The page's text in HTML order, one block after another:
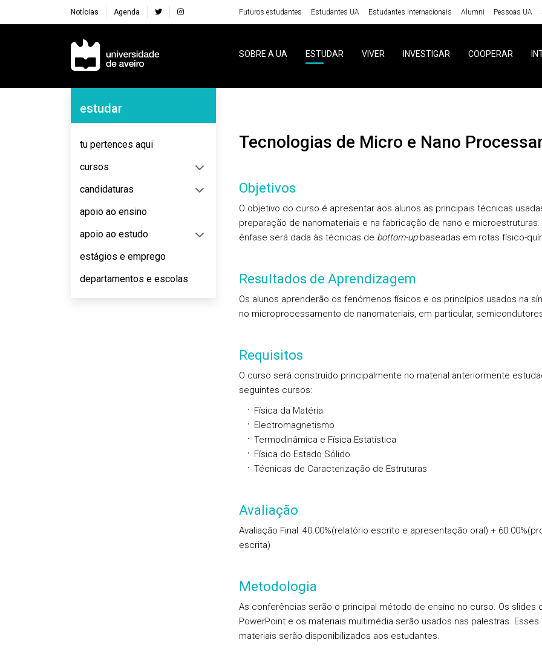
Notícias Agenda Futuros estudantes Estudantes UA Estudantes internacionais Alumni Pessoas UA
Navegação Principal
SOBRE A UA ESTUDAR VIVER INVESTIGAR COOPERAR
Navegação Lateral
estudar
tu pertences aqui
cursos
candidaturas
apoio ao ensino
apoio ao estudo
estágios e emprego
departamentos e escolas
Tecnologias de Micro e Nano
Objetivos
O objetivo do curso é apresentar aos alunos as principais técnicas
preparação de nanomateriais e na fabricação de nano e microestruturas.
ênfase será dada às técnicas de bottom-upbaseadas em rotas físico-
Resultados de Aprendizagem
Os alunos aprenderão os fenómenos físicos e os princípios usados na
no microprocessamento de nanomateriais, em particular,
Requisitos
O curso será construído principalmente no material anteriormente
seguintes cursos:
Física da Matéria
Electromagnetismo
Termodinâmica e Física Estatística
Física do Estado Sólido
Técnicas de Caracterização de Estruturas
Avaliação
Avaliação Final: 40.00%(relatório escrito e apresentação oral) +
escrita)
Metodologia
As conferências serão o principal método de ensino no curso. Os slides
PowerPoint e os materiais multimédia serão usados nas palestras. Esses
materiais serão disponibilizados aos estudantes.